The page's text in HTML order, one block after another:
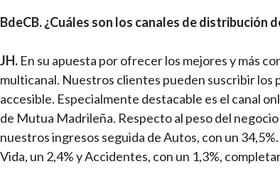
BdeCB.¿Cuáles son los canales de distribución
JH. En su apuesta por ofrecer los mejores y más
multicanal. Nuestros clientes pueden suscribir los
accesible. Especialmente destacable es el canal
de Mutua Madrileña. Respecto al peso del
nuestros ingresos seguida de Autos, con un
Vida, un 2,4% y Accidentes, con un 1,3%,